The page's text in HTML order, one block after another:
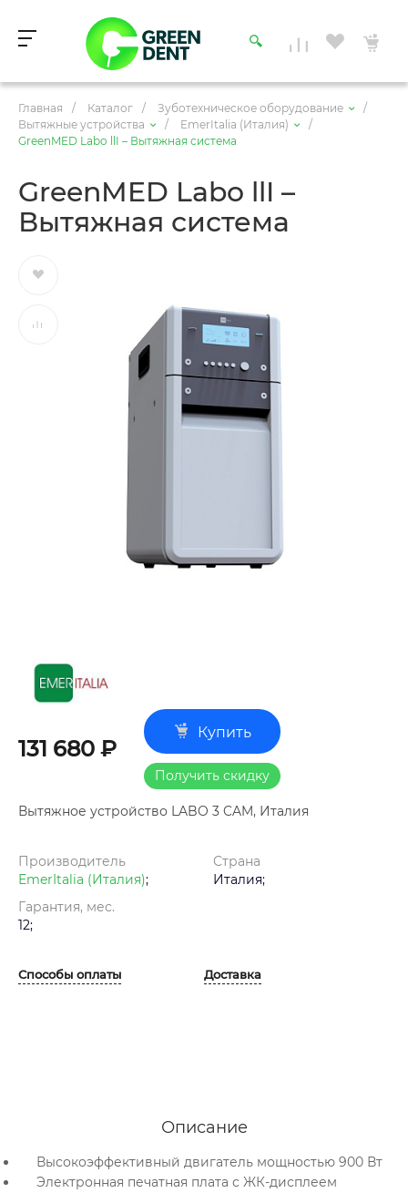
Главная / Каталог / Зуботехническое оборудование
/
Вытяжные устройства
/ EmerItalia (Италия)
/
GreenMED Labo llI – Вытяжная система
GreenMED Labo llI –
Вытяжная система
131 680 ₽
Купить
Получить скидку
Вытяжное устройство LABO 3 CAM, Италия
Производитель
EmerItalia (Италия);
Страна
Италия;
Гарантия, мес.
12;
Способы оплаты Доставка
Описание
Высокоэффективный двигатель мощностью 900 Вт
Электронная печатная плата с ЖК-дисплеем